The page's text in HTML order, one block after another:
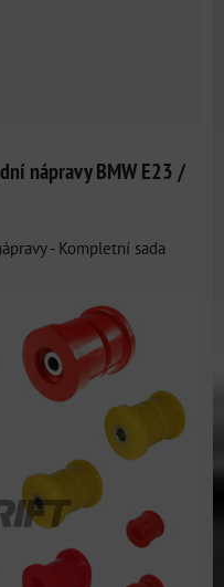
nápravy BMW E23 /
- Kompletní sada